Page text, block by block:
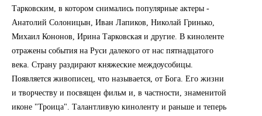
Тарковским, в котором снимались популярные актеры -
Анатолий Солоницын, Иван Лапиков, Николай Гринько,
Михаил Кононов, Ирина Тарковская и другие. В киноленте
отражены события на Руси далекого от нас пятнадцатого
века. Страну раздирают княжеские междоусобицы.
Появляется живописец, что называется, от Бога. Его жизни
и творчеству и посвящен фильм и, в частности, знаменитой
иконе "Троица". Талантливую киноленту и раньше и теперь